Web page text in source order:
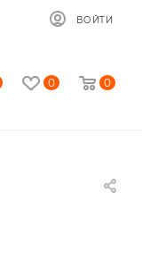
ВОЙТИ
0 0